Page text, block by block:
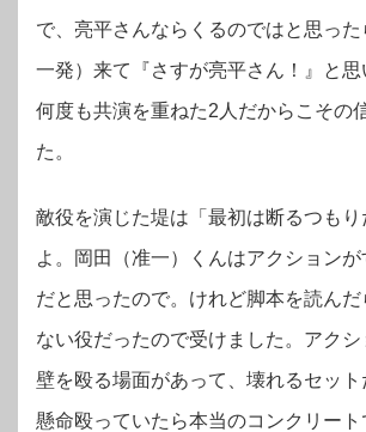
で、亮平さんならくるのではと思った
一発）来て『さすが亮平さん！』と思
何度も共演を重ねた2人だからこその
た。
敵役を演じた堤は「最初は断るつも
よ。岡田（准一）くんはアクション
だと思ったので。けれど脚本を読ん
ない役だったので受けました。アクシ
壁を殴る場面があって、壊れるセッ
懸命殴っていたら本当のコンクリート